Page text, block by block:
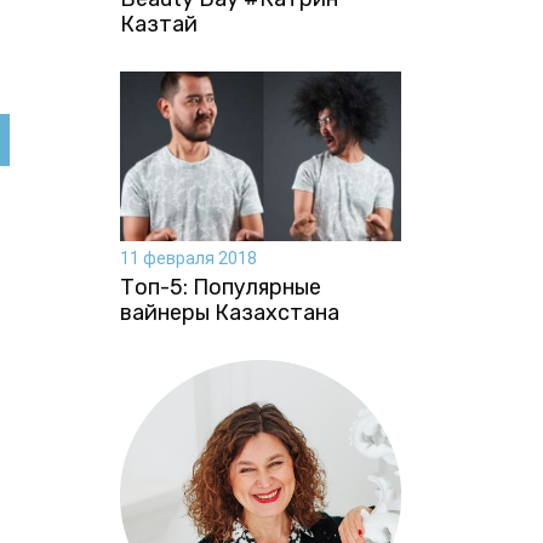
Казтай
11 февраля 2018
Топ-5: Популярные
вайнеры Казахстана